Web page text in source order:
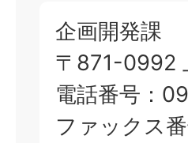
企画開発課
〒871-0992
電話番号：
ファックス